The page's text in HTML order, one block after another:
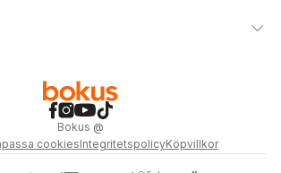
Bokus @
cookiesIntegritetspolicyKöpvillkor